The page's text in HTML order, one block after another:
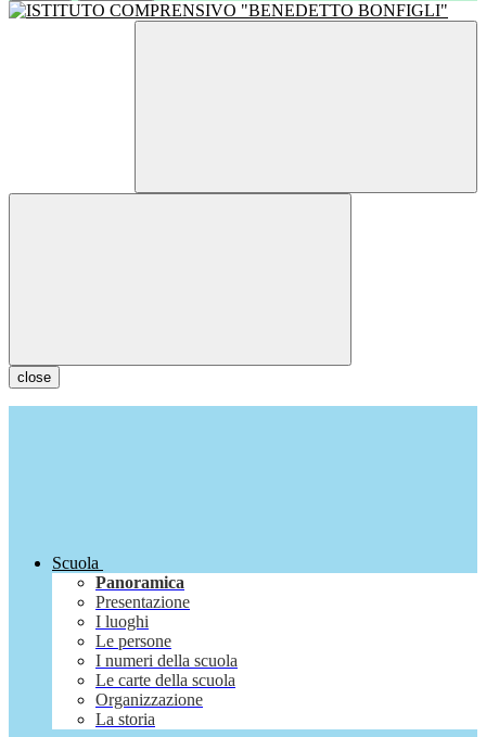
close
Scuola
Panoramica
Presentazione
I luoghi
Le persone
I numeri della scuola
Le carte della scuola
Organizzazione
La storia